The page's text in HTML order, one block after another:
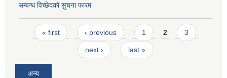
सम्बन्ध विच्छेदको सुचना फारम
Pages
« first ‹ previous 1 2 3
next › last »
अन्य